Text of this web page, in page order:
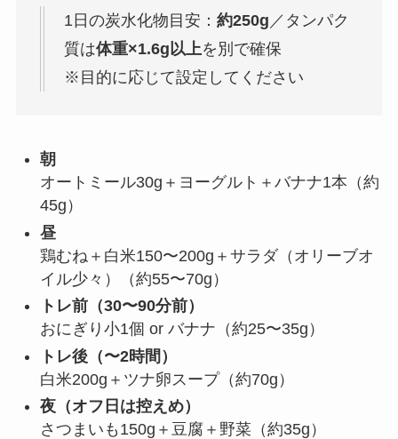
1日の炭水化物目安： 約250g ／タンパク
質は体重×1.6g以上を別で確保
※目的に応じて設定してください
朝
オートミール30g＋ヨーグルト＋バナナ1本（約
45g）
昼
鶏むね＋白米150〜200g＋サラダ（オリーブオ
イル少々）（約55〜70g）
トレ前（30〜90分前）
おにぎり小1個 or バナナ（約25〜35g）
トレ後（〜2時間）
白米200g＋ツナ卵スープ（約70g）
夜（オフ日は控えめ）
さつまいも150g＋豆腐＋野菜（約35g）